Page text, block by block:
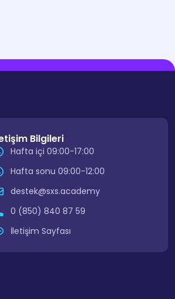
Bilgileri
Hafta içi 09:00-17:00
Hafta sonu 09:00-12:00
destek@sxs.academy
0 (850) 840 87 59
İletişim Sayfası